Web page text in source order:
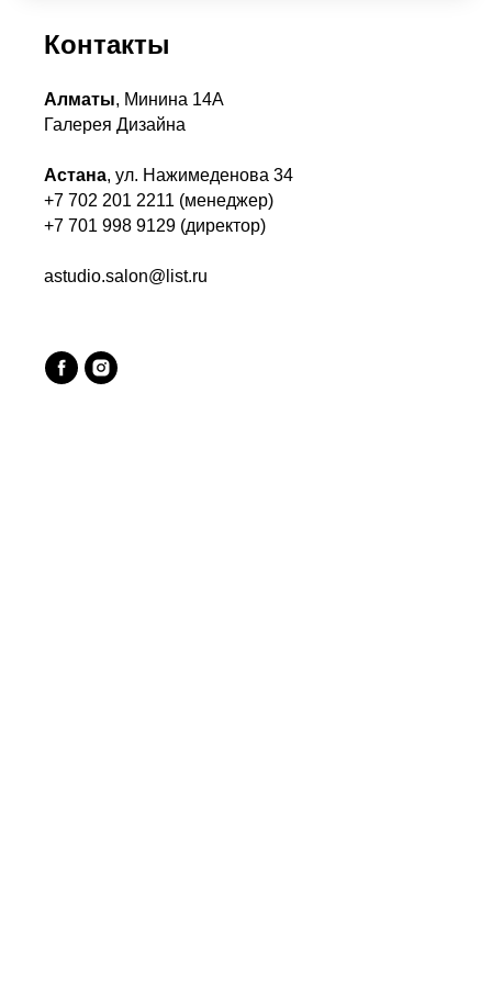
Контакты
Алматы, Минина 14А
Галерея Дизайна
Астана, ул. Нажимеденова 34
+7 702 201 2211 (менеджер)
+7 701 998 9129 (директор)
astudio.salon@list.ru